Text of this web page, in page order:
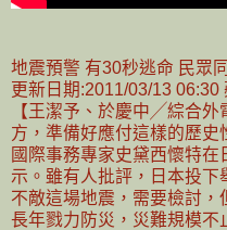
地震預警 有30秒逃命 民眾
更新日期:2011/03/13 06:30
【王潔予、於慶中╱綜合
方，準備好應付這樣的歷史
國際事務專家史黛西懷特
示。雖有人批評，日本投
不敵這場地震，需要檢討
長年戮力防災，災難規模不